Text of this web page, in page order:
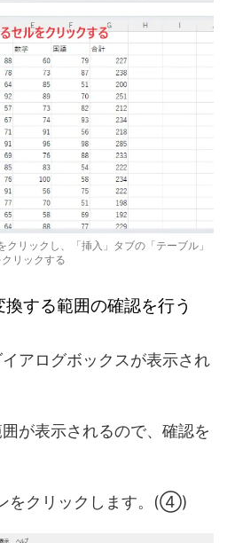
リックし、「挿入」タブの「テーブル」
クリックする
する範囲の確認を行う
イアログボックスが表示され
が表示されるので、確認を
をクリックします。(④)